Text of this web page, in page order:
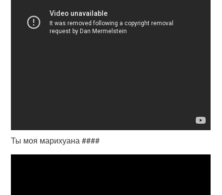
Ты моя марихуана ####